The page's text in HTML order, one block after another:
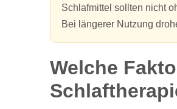
Schlafmittel sollten nicht
Bei längerer Nutzung
Welche